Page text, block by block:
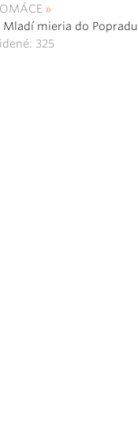
Mladí mieria do Popradu
325